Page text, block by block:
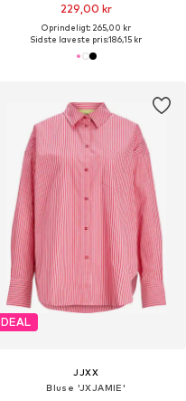
229,00 kr
Oprindeligt: 265,00 kr
Sidste laveste pris:186,15 kr
DEAL
JJXX
Bluse 'JXJAMIE'